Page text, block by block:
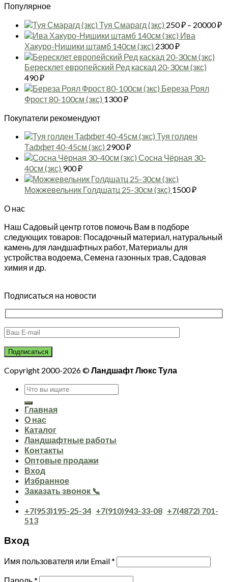
2900 ₽
Популярное
Туя Смарагд (зкс) 250₽ – 20000₽
Ива
Хакуро-Нишики штамб 140см (зкс) 2300₽
Бересклет европейский Ред каскад 20-30см (зкс)
490₽
Береза Роял
Фрост 80-100см (зкс) 1300₽
Покупатели рекомендуют
Туя голден
Таффет 40-45см (зкс) 2900₽
Сосна Чёрная 30-
40см (зкс) 900₽
Можжевельник Голдшатц 25-30см (зкс) 1500₽
О нас
Наш Садовый центр готов помочь Вам в подборе
следующих товаров: Посадочный материал, натуральный
камень для ландшафтных работ, Материалы для
устройства водоема, Семена газонных трав, Садовая
химия и др.
Подписаться на новости
Copyright 2000-2026 ©Ландшафт Люкс Тула
Искать:
Главная
О нас
Каталог
Ландшафтные работы
Контакты
Оптовые продажи
Вход
Избранное
Заказать звонок 📞
+7(953)195-25-34 +7(910)943-33-08 +7(4872) 701-
513
Вход
Имя пользователя или Email*
Пароль*